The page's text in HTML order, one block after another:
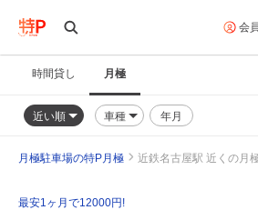
会
時間貸し 月極
近い順 車種 年月
月極駐車場の特P月極 近鉄名古屋駅 近くの月
最安1ヶ月で12000円!